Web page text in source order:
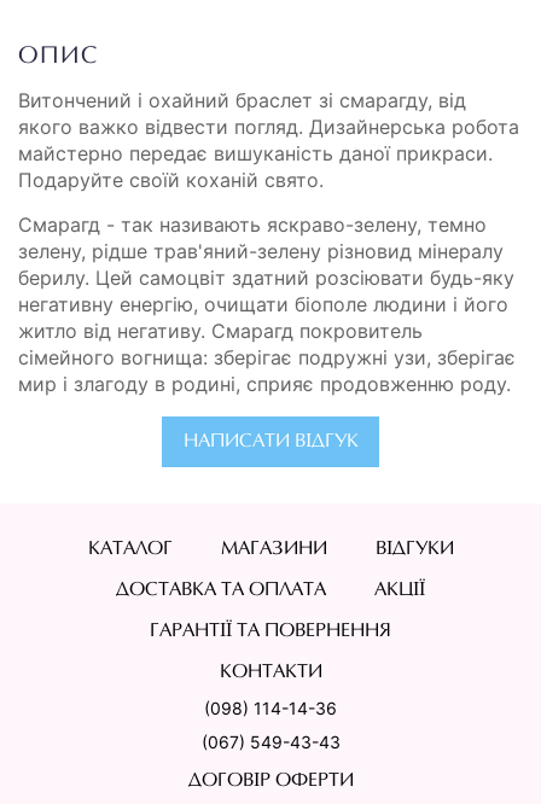
ОПИС
Витончений і охайний браслет зі смарагду, від
якого важко відвести погляд. Дизайнерська робота
майстерно передає вишуканість даної прикраси.
Подаруйте своїй коханій свято.
Смарагд - так називають яскраво-зелену, темно
зелену, рідше трав'яний-зелену різновид мінералу
берилу. Цей самоцвіт здатний розсіювати будь-яку
негативну енергію, очищати біополе людини і його
житло від негативу. Смарагд покровитель
сімейного вогнища: зберігає подружні узи, зберігає
мир і злагоду в родині, сприяє продовженню роду.
НАПИСАТИ ВІДГУК
КАТАЛОГ МАГАЗИНИ ВІДГУКИ
ДОСТАВКА ТА ОПЛАТА АКЦІЇ
ГАРАНТІЇ ТА ПОВЕРНЕННЯ
КОНТАКТИ
(098) 114-14-36
(067) 549-43-43
ДОГОВІР ОФЕРТИ